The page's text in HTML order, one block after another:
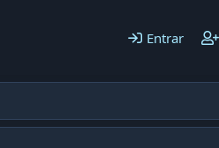
Entrar